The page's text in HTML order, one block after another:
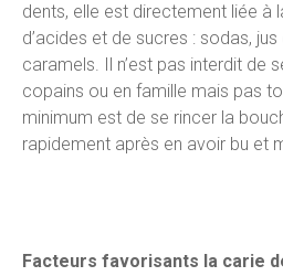
dents, elle est directement liée à
d’acides et de sucres : sodas,
caramels. Il n’est pas interdit de
copains ou en famille mais pas
minimum est de se rincer la
rapidement après en avoir bu et
Facteurs favorisants la carie